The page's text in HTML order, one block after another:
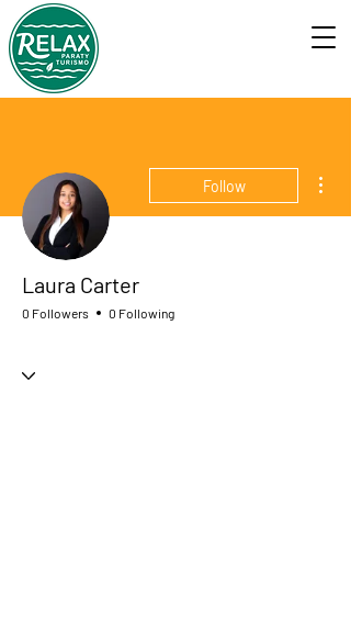
Follow
Laura Carter
0 Followers 0 Following